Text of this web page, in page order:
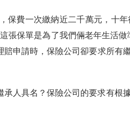
保費一次繳納近二千萬元，十
張保單是為了我們倆老年生活
申請時，保險公司卻要求所有
人具名？保險公司的要求有根